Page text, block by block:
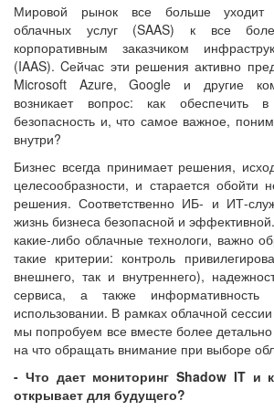
Мировой рынок все больше уходит
облачных услуг (SAAS) к все
корпоративным заказчиком
(IAAS). Cейчас эти решения активно
Microsoft Azure, Google и другие
возникает вопрос: как обеспечить
безопасность и, что самое важное,
внутри?
Бизнес всегда принимает решения,
целесообразности, и старается обойти
решения. Соответственно ИБ- и ИТ-
жизнь бизнеса безопасной и
какие-либо облачные технологи, важно
такие критерии: контроль
внешнего, так и внутреннего),
сервиса, а также информативность
использовании. В рамках облачной
мы попробуем все вместе более детально
на что обращать внимание при выборе
- Что дает мониторинг Shadow IT и
открывает для будущего?